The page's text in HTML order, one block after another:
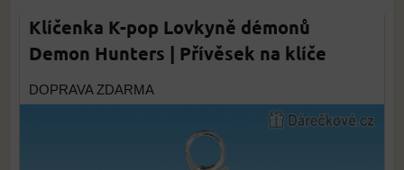
Klíčenka K-pop Lovkyně démonů
Demon Hunters | Přívěsek na klíče
DOPRAVA ZDARMA